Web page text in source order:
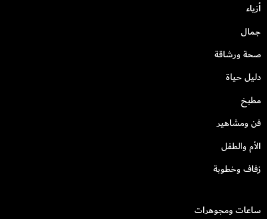
أزياء
جمال
صحة ورشاقة
دليل حياة
مطبخ
فن ومشاهير
الأم والطفل
زفاف وخطوبة
ساعات ومجوهرات